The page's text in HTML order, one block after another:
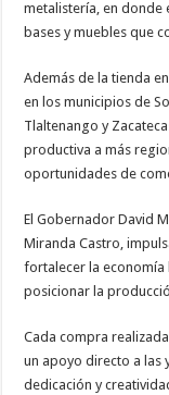
metalistería, en donde
bases y muebles que
Además de la tienda
en los municipios de
Tlaltenango y
productiva a más
oportunidades de
El Gobernador David
Miranda Castro,
fortalecer la economía
posicionar la
Cada compra
un apoyo directo a las
dedicación y